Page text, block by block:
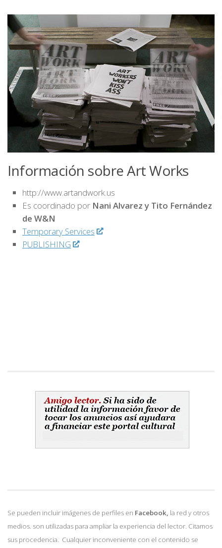
Información sobre Art Works
http://www.artandwork.us
Es coordinado por Nani Alvarez y Tito Fernández
de W&N
Temporary Services
PUBLISHING
Se pueden incluir imágenes de perfiles en Facebook, la red y otros
medios. son utilizadas para ampliar la experiencia del lector. Citamos
sus procedencia. Cualquier inconveniente con el contenido se